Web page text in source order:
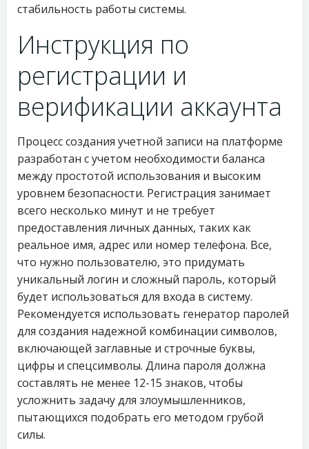
стабильность работы системы.
Инструкция по
регистрации и
верификации аккаунта
Процесс создания учетной записи на платформе
разработан с учетом необходимости баланса
между простотой использования и высоким
уровнем безопасности. Регистрация занимает
всего несколько минут и не требует
предоставления личных данных, таких как
реальное имя, адрес или номер телефона. Все,
что нужно пользователю, это придумать
уникальный логин и сложный пароль, который
будет использоваться для входа в систему.
Рекомендуется использовать генератор паролей
для создания надежной комбинации символов,
включающей заглавные и строчные буквы,
цифры и спецсимволы. Длина пароля должна
составлять не менее 12-15 знаков, чтобы
усложнить задачу для злоумышленников,
пытающихся подобрать его методом грубой
силы.